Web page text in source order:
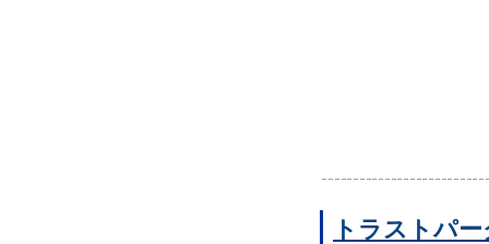
トラストパ